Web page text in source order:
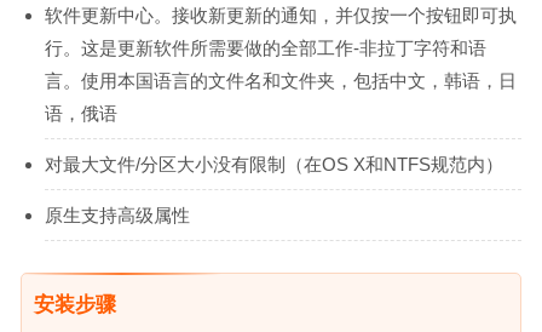
软件更新中心。接收新更新的通知，并仅按一个按钮即可执
行。这是更新软件所需要做的全部工作-非拉丁字符和语
言。使用本国语言的文件名和文件夹，包括中文，韩语，日
语，俄语
对最大文件/分区大小没有限制（在OS X和NTFS规范内）
原生支持高级属性
安装步骤